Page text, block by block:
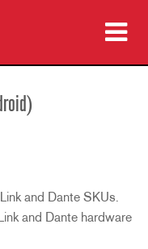
and Dante SKUs.
and Dante hardware